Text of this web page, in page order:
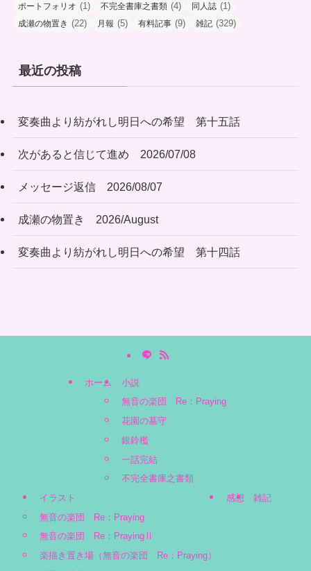
ポートフォリオ (1) 不完全書庫之書類 (4) 同人誌 (1)
成瀬の物置き (22) 月報 (5) 有料記事 (9) 雑記 (329)
最近の投稿
変奏曲より紡がれし明日への希望 第十五話
次があると信じて進め 2026/07/08
メッセージ返信 2026/08/07
成瀬の物置き 2026/August
変奏曲より紡がれし明日への希望 第十四話
ホーム
小説
無音の楽団 Re：Praying
花園の墓守
銀鈴檻
一話完結
不完全書庫之書類
イラスト
無音の楽団 Re：Praying
無音の楽団 Re：PrayingⅡ
楽描き置き場（無音の楽団 Re：Praying）
感想 雑記